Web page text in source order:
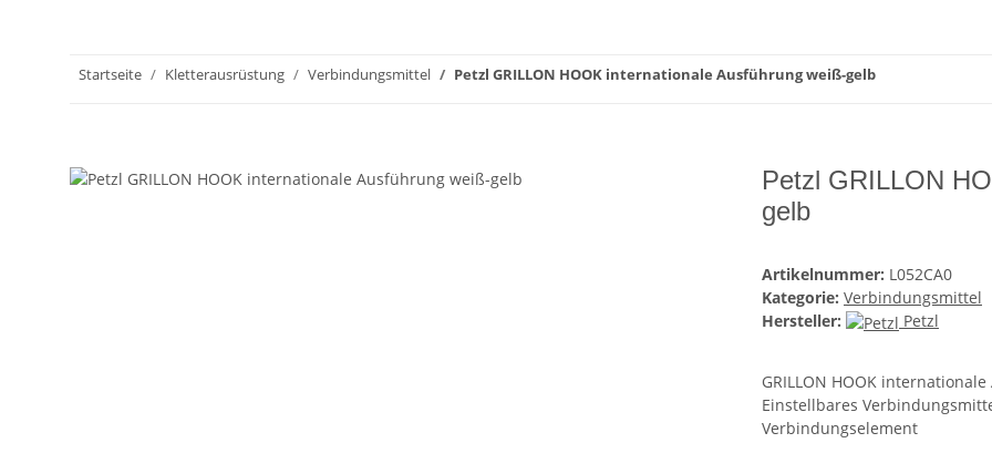
Startseite Kletterausrüstung Verbindungsmittel Petzl GRILLON HOOK internationale Ausführung weiß-gelb
Petzl GRILLON
gelb
Artikelnummer: L052CA0
Kategorie: Verbindungsmittel
Hersteller:
Petzl
GRILLON HOOK
Einstellbares
Verbindungselement